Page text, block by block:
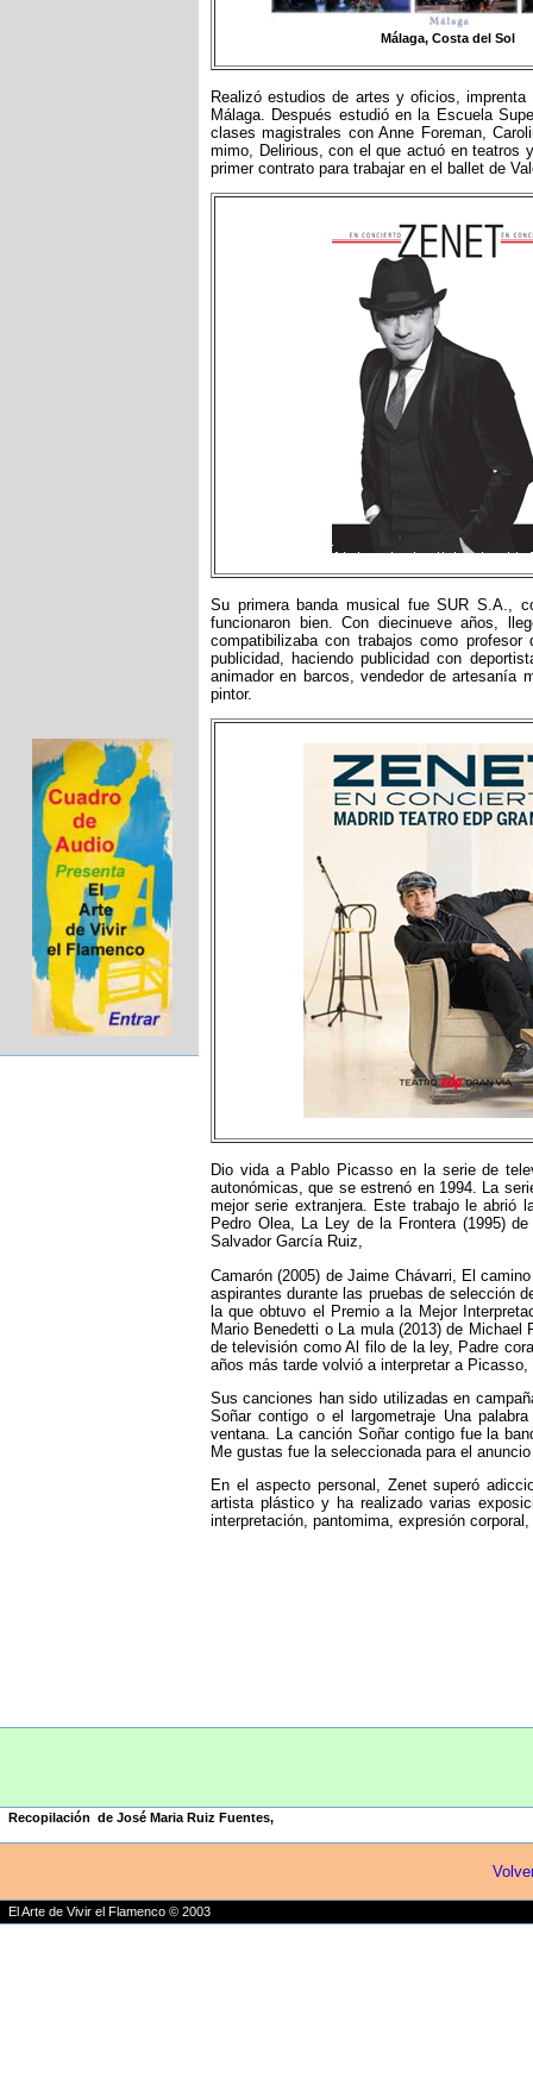
Málaga, Costa del Sol
Realizó estudios de artes y oficios,
Málaga.​ Después estudió en la Escuela
clases magistrales con Anne Foreman,
mimo, Delirious, con el que actuó en teatros
primer contrato para trabajar en el ballet de
Su primera banda musical fue SUR S.A.,
funcionaron bien. Con diecinueve años,
compatibilizaba con trabajos como
publicidad, haciendo publicidad con
animador en barcos, vendedor de artesanía
pintor.
Dio vida a Pablo Picasso en la serie de
autonómicas, que se estrenó en 1994.​ La
mejor serie extranjera. Este trabajo le abrió
Pedro Olea, La Ley de la Frontera (1995)
Salvador García Ruiz,
Camarón (2005) de Jaime Chávarri, El
aspirantes durante las pruebas de selección
la que obtuvo el Premio a la Mejor
Mario Benedetti o La mula (2013) de
de televisión como Al filo de la ley, Padre
años más tarde volvió a interpretar a
Sus canciones han sido utilizadas en
Soñar contigo​ o el largometraje Una
ventana.​ La canción Soñar contigo fue la
Me gustas fue la seleccionada para el
En el aspecto personal, Zenet superó
artista plástico y ha realizado varias
interpretación, pantomima, expresión
Recopilación de José Maria Ruiz Fuentes,
El Arte de Vivir el Flamenco © 2003